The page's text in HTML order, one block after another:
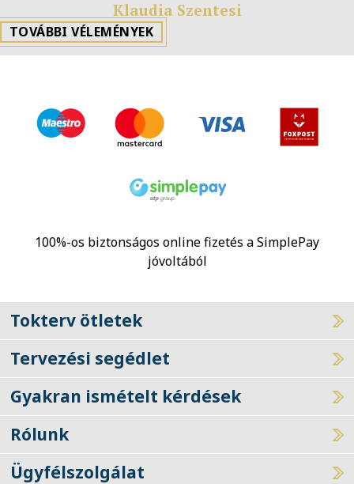
Klaudia Szentesi
TOVÁBBI VÉLEMÉNYEK
100%-os biztonságos online fizetés a SimplePay
jóvoltából
Tokterv ötletek
Tervezési segédlet
Gyakran ismételt kérdések
Rólunk
Ügyfélszolgálat